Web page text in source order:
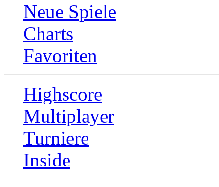
Neue Spiele
Charts
Favoriten
Highscore
Multiplayer
Turniere
Inside